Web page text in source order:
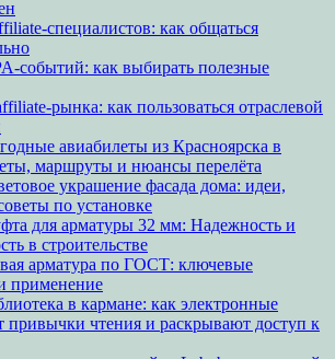
специалистов: как общаться
событий: как выбирать полезные
рынка: как пользоваться отраслевой
авиабилеты из Красноярска в
маршруты и нюансы перелёта
украшение фасада дома: идеи,
по установке
для арматуры 32 мм: Надежность и
в строительстве
арматура по ГОСТ: ключевые
применение
в кармане: как электронные
привычки чтения и раскрывают доступ к